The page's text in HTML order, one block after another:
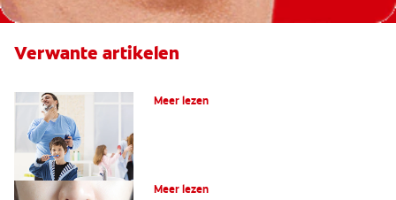
Verwante artikelen
Meer lezen
Meer lezen